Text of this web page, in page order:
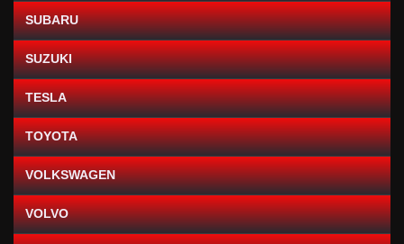
SUBARU
SUZUKI
TESLA
TOYOTA
VOLKSWAGEN
VOLVO